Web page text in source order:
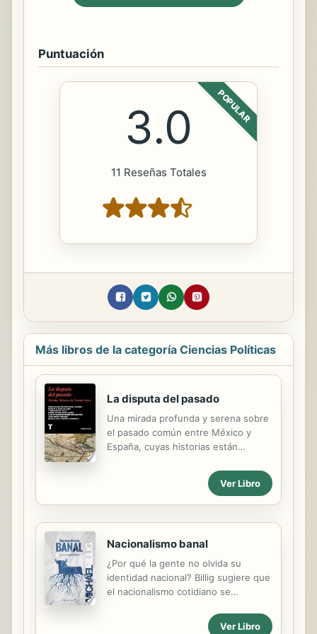
Puntuación
POPULAR
3.0
11 Reseñas Totales
Más libros de la categoría Ciencias Políticas
La disputa del pasado
Una mirada profunda y serena sobre
el pasado común entre México y
España, cuyas historias están
pese a la manipulación desde el
poder Se cumplen cinco siglos de la
caída de México-Tenochtitlan y
Siete investigadores de reconocida
trayectoria (Emilio Lamo de Espinosa,
Martín F. Ríos Saloma, Tomás Pérez
Vejo, María Elvira Roca Barea, Luis
María Ortega y Guadalupe Jiménez
Codinach) analizan la relación entre
Ver Libro
Nacionalismo banal
¿Por qué la gente no olvida su
identidad nacional? Billig sugiere que
el nacionalismo cotidiano se
de comunicación, en numerosos
Ver Libro